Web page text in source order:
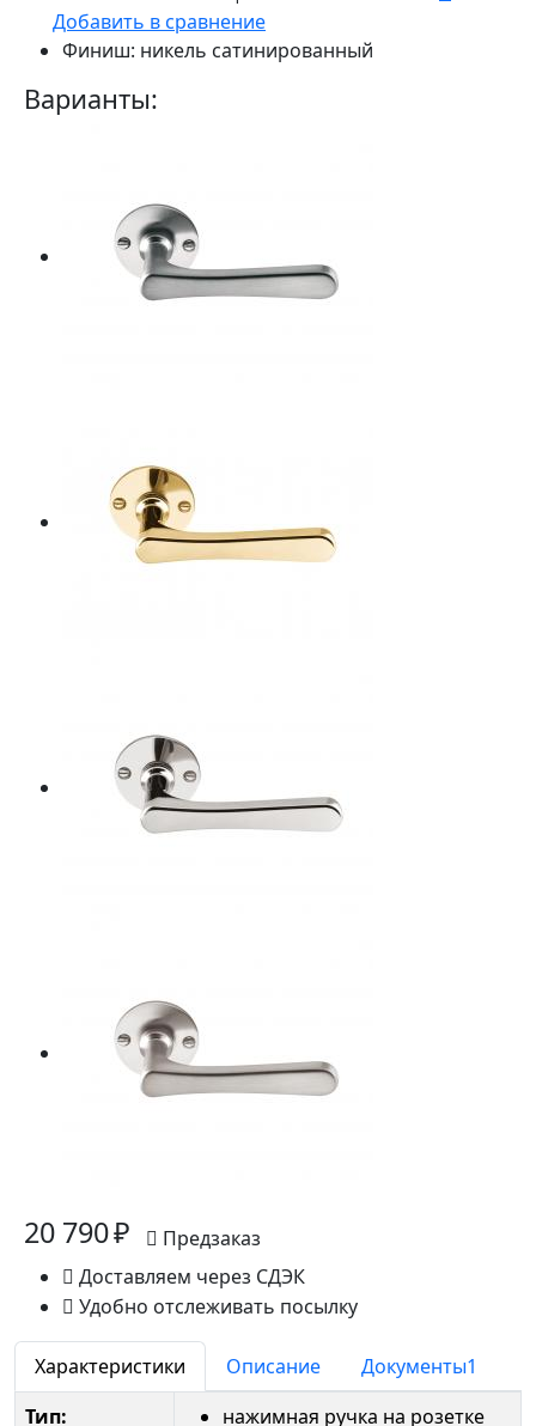
Добавить в сравнение
Финиш: никель сатинированный
Варианты:
20 790 ₽
Предзаказ
Доставляем через СДЭК
Удобно отслеживать посылку
Характеристики Описание Документы1
Тип:
нажимная ручка на розетке